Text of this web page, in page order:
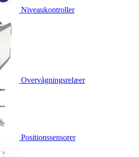
Niveaukontroller
Overvågningsrelæer
Positionssensorer